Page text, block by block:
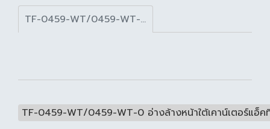
TF-0459-WT/0459-WT-0 อ่างล้างหน้าใต้เคาน์เตอร์แอ็คทิวา สีขาว
TF-0459-WT/0459-WT-0 อ่างล้างหน้าใต้เคาน์เตอร์แอ็ค